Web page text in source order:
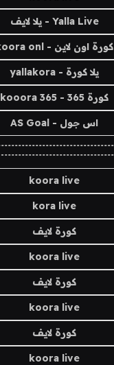
Yalla Live - يلا لايف
كورة اون لاين - koora onl
يلا كورة - yallakora
كورة 365 - kooora 365
اس جول - AS Goal
koora live
kora live
كورة لايف
koora live
كورة لايف
koora live
كورة لايف
koora live